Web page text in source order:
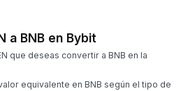
a BNB en Bybit
que deseas convertir a BNB en la
equivalente en BNB según el tipo de